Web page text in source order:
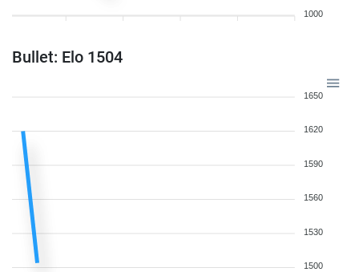
1000
Bullet: Elo 1504
1650
1620
1590
1560
1530
1500